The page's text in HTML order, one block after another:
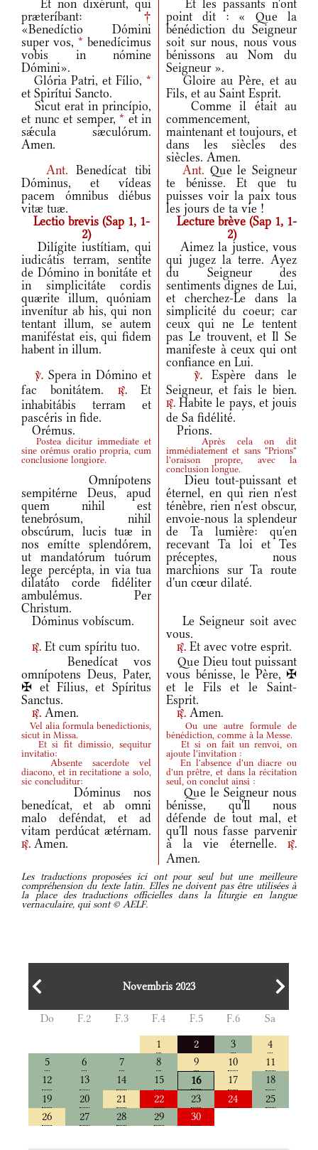
Et non dixérunt, qui
præteríbant: †
«Benedíctio Dómini
super vos, * benedícimus
vobis in nómine
Dómini».
Et les passants n'ont
point dit : « Que la
bénédiction du Seigneur
soit sur nous, nous vous
bénissons au Nom du
Seigneur ».
Glória Patri, et Fílio, *
et Spirítui Sancto.
Gloire au Père, et au
Fils, et au Saint Esprit.
Sicut erat in princípio,
et nunc et semper, * et in
sǽcula sæculórum.
Amen.
Comme il était au
commencement,
maintenant et toujours, et
dans les siècles des
siècles. Amen.
Ant.Benedícat tibi
Dóminus, et vídeas
pacem ómnibus diébus
vitæ tuæ.
Ant. Que le Seigneur
te bénisse. Et que tu
puisses voir la paix tous
les jours de ta vie !
Lectio brevis (Sap 1, 1-
2)
Lecture brève (Sap 1, 1-
2)
Dilígite iustítiam, qui
iudicátis terram, sentíte
de Dómino in bonitáte et
in simplicitáte cordis
quærite illum, quóniam
invenítur ab his, qui non
tentant illum, se autem
maniféstat eis, qui fidem
habent in illum.
Aimez la justice, vous
qui jugez la terre. Ayez
du Seigneur des
sentiments dignes de Lui,
et cherchez-Le dans la
simplicité du coeur; car
ceux qui ne Le tentent
pas Le trouvent, et Il Se
manifeste à ceux qui ont
confiance en Lui.
v. Spera in Dómino et
fac bonitátem.
r.Et
inhabitábis terram et
pascéris in fide.
v.
Espère dans le
Seigneur, et fais le bien.
r. Habite le pays, et jouis
de Sa fidélité.
Orémus.
Prions.
Postea dicitur immediate et
sine orémus oratio propria, cum
conclusione longiore.
Après cela on dit
immédiatement et sans "Prions"
l'oraison propre, avec la
conclusion longue.
Omnípotens
sempitérne Deus, apud
quem nihil est
tenebrósum, nihil
obscúrum, lucis tuæ in
nos emítte splendórem,
ut mandatórum tuórum
lege percépta, in via tua
dilatáto corde fidéliter
ambulémus. Per
Christum.
Dieu tout-puissant et
éternel, en qui rien n'est
ténèbre, rien n'est obscur,
envoie-nous la splendeur
de Ta lumière: qu'en
recevant Ta loi et Tes
préceptes, nous
marchions sur Ta route
d'un cœur dilaté.
Dóminus vobíscum.
Le Seigneur soit avec
vous.
r. Et cum spíritu tuo. r. Et avec votre esprit.
Benedícat vos
omnípotens Deus, Pater,
✠ et Fílius, et Spíritus
Sanctus.
Que Dieu tout puissant
vous bénisse, le Père, ✠
et le Fils et le Saint-
Esprit.
r. Amen. r. Amen.
Vel alia formula benedictionis,
sicut in Missa.
Ou une autre formule de
bénédiction, comme à la Messe.
Et si fit dimissio, sequitur
invitatio:
Et si on fait un renvoi, on
ajoute l'invitation :
Absente sacerdote vel
diacono, et in recitatione a solo,
sic concluditur:
En l'absence d'un diacre ou
d'un prêtre, et dans la récitation
seul, on conclut ainsi :
Dóminus nos
benedícat, et ab omni
malo deféndat, et ad
vitam perdúcat ætérnam.
r. Amen.
Que le Seigneur nous
bénisse, qu'Il nous
défende de tout mal, et
qu'Il nous fasse parvenir
à la vie éternelle.
r.
Amen.
Les traductions proposées ici ont pour seul but une meilleure
compréhension du texte latin. Elles ne doivent pas être utilisées à
la place des traductions officielles dans la liturgie en langue
vernaculaire, qui sont © AELF.
Novembris 2023
Do F.2 F.3 F.4 F.5 F.6
Sa
1
2 3
4
5
6 7 8 9 10
11
12
13 14 15 16 17
18
19
20 21 22 23 24
25
26
27 28 29 30